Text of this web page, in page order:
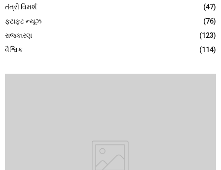
તંત્રી વિમર્શ
(47)
ફટાફટ ન્યૂઝ
(76)
રાજકારણ
(123)
વૈશ્વિક
(114)